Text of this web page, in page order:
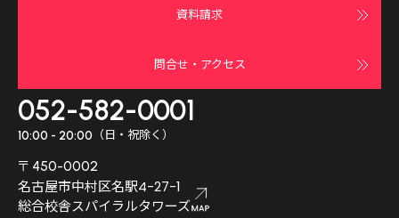
資料請求
問合せ・アクセス
052-582-0001
10:00 - 20:00 （日・祝除く）
〒450-0002
名古屋市中村区名駅4-27-1
総合校舎スパイラルタワーズ